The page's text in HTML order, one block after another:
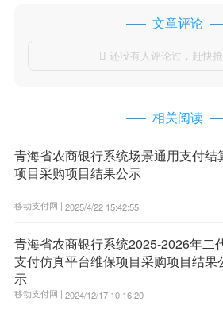
文章评论
 还没有人评论过，赶快抢
相关阅读
青海省农商银行系统场景通用支付结
项目采购项目结果公示
移动支付网 | 2025/4/22 15:42:55
青海省农商银行系统2025-2026年二
支付仿真平台维保项目采购项目结果
示
移动支付网 | 2024/12/17 10:16:20